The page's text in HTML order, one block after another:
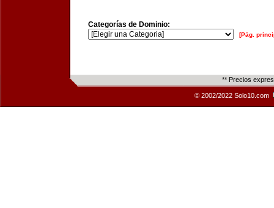
Categorías de Dominio:
[Pág.
** Precios
© 2002/2022 Solo10.com